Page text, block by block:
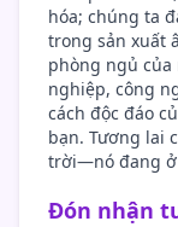
hóa; chúng ta
trong sản xuất
phòng ngủ của
nghiệp, công
cách độc đáo
bạn. Tương lai
trời—nó đang ở
Đón nhận